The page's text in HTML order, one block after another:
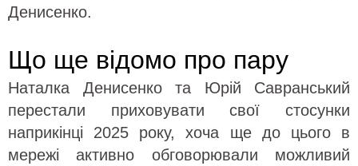
Денисенко.
Що ще відомо про пару
Наталка Денисенко та Юрій Савранський
перестали приховувати свої стосунки
наприкінці 2025 року, хоча ще до цього в
мережі активно обговорювали можливий